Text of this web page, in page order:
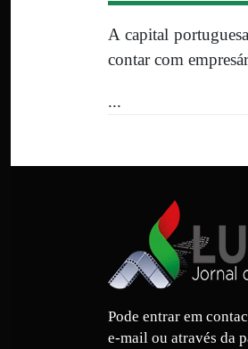
A capital
contar com
...
Pode entrar em
e-mail ou através da